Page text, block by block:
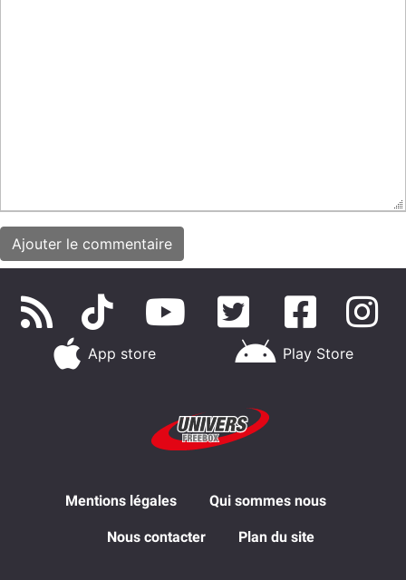
App store Play Store
Mentions légales Qui sommes nous
Nous contacter Plan du site